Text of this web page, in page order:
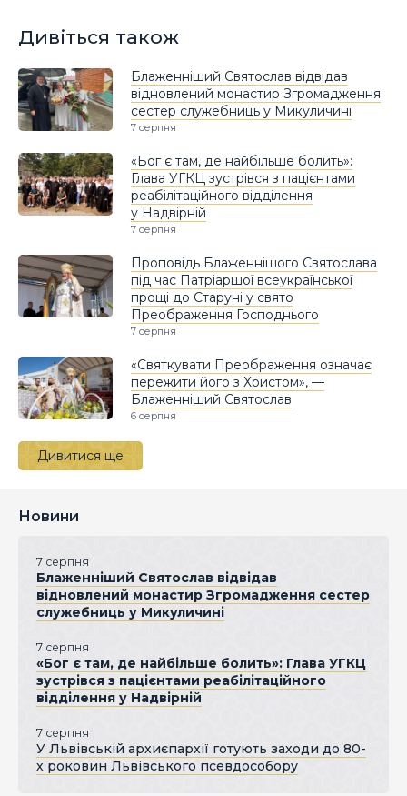
Дивіться також
Блаженніший Святослав відвідав
відновлений монастир Згромадження
сестер служебниць у Микуличині
7 серпня
«Бог є там, де найбільше болить»:
Глава УГКЦ зустрівся з пацієнтами
реабілітаційного відділення
у Надвірній
7 серпня
Проповідь Блаженнішого Святослава
під час Патріаршої всеукраїнської
прощі до Старуні у свято
Преображення Господнього
7 серпня
«Святкувати Преображення означає
пережити його з Христом», —
Блаженніший Святослав
6 серпня
Дивитися ще
Новини
7 серпня
Блаженніший Святослав відвідав
відновлений монастир Згромадження сестер
служебниць у Микуличині
7 серпня
«Бог є там, де найбільше болить»: Глава УГКЦ
зустрівся з пацієнтами реабілітаційного
відділення у Надвірній
7 серпня
У Львівській архиєпархії готують заходи до 80-
х роковин Львівського псевдособору